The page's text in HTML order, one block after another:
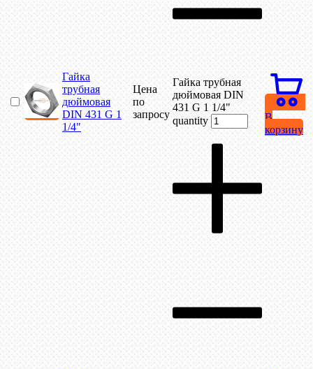
Гайка
трубная
дюймовая
DIN 431 G 1
1/4"
Цена
по
запросу
Гайка трубная
дюймовая DIN
431 G 1 1/4"
quantity
В
корзину